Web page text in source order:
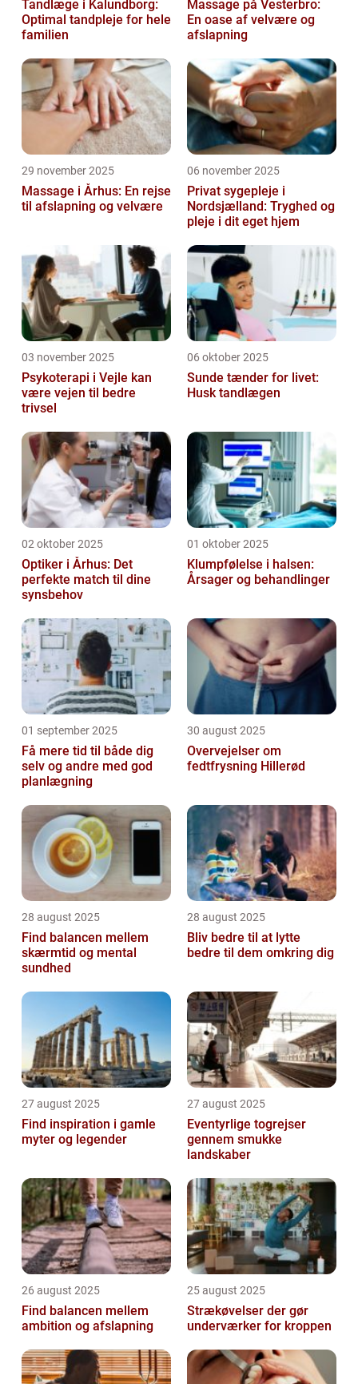
Tandlæge i Kalundborg:
Optimal tandpleje for hele
familien
Massage på Vesterbro:
En oase af velvære og
afslapning
29 november 2025
Massage i Århus: En rejse
til afslapning og velvære
06 november 2025
Privat sygepleje i
Nordsjælland: Tryghed og
pleje i dit eget hjem
03 november 2025
Psykoterapi i Vejle kan
være vejen til bedre
trivsel
06 oktober 2025
Sunde tænder for livet:
Husk tandlægen
02 oktober 2025
Optiker i Århus: Det
perfekte match til dine
synsbehov
01 oktober 2025
Klumpfølelse i halsen:
Årsager og behandlinger
01 september 2025
Få mere tid til både dig
selv og andre med god
planlægning
30 august 2025
Overvejelser om
fedtfrysning Hillerød
28 august 2025
Find balancen mellem
skærmtid og mental
sundhed
28 august 2025
Bliv bedre til at lytte
bedre til dem omkring dig
27 august 2025
Find inspiration i gamle
myter og legender
27 august 2025
Eventyrlige togrejser
gennem smukke
landskaber
26 august 2025
Find balancen mellem
ambition og afslapning
25 august 2025
Strækøvelser der gør
underværker for kroppen